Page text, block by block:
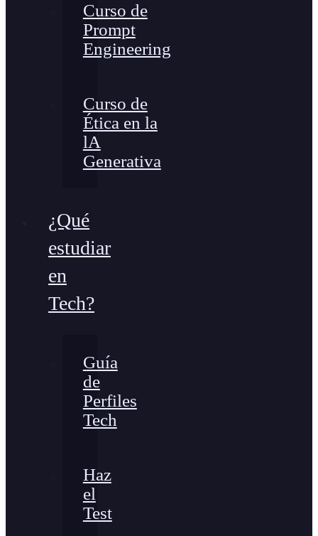
Curso de
Prompt
Engineering
Curso de
Ética en la
lA
Generativa
¿Qué
estudiar
en
Tech?
Guía
de
Perfiles
Tech
Haz
el
Test